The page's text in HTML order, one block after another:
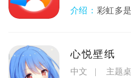
介绍： 彩虹多是一款
心悦壁纸
中文 主题